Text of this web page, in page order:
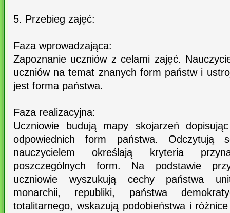
5. Przebieg zajęć:
Faza wprowadzająca:
Zapoznanie uczniów z celami zajęć.
uczniów na temat znanych form państw i
jest forma państwa.
Faza realizacyjna:
Uczniowie budują mapy skojarzeń
odpowiednich form państwa. Odczytują
nauczycielem określają kryteria
poszczególnych form. Na podstawie
uczniowie wyszukują cechy państwa
monarchii, republiki, państwa
totalitarnego, wskazują podobieństwa i